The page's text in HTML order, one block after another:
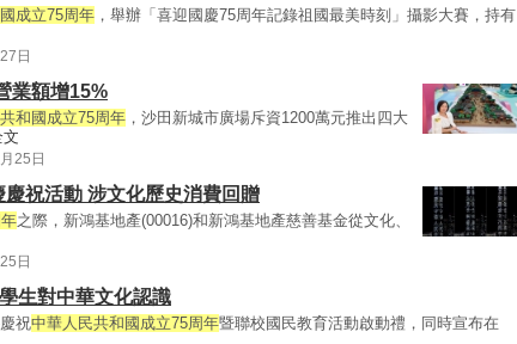
成立75周年 ，舉辦「喜迎國慶75周年記錄祖國最美時刻」攝影大賽，持有
日
業額增15%
和國成立75周年 ，沙田新城市廣場斥資1200萬元推出四大
文
25日
祝活動 涉文化歷史消費回贈
之際，新鴻基地產(00016)和新鴻基地產慈善基金從文化、
日
生對中華文化認識
祝中華人民共和國成立75周年暨聯校國民教育活動啟動禮，同時宣布在